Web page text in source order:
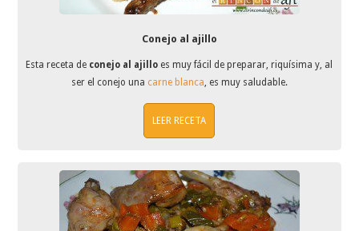
Conejo al ajillo
Esta receta de conejo al ajillo es muy fácil de preparar, riquísima y, al
ser el conejo una carne blanca, es muy saludable.
LEER RECETA